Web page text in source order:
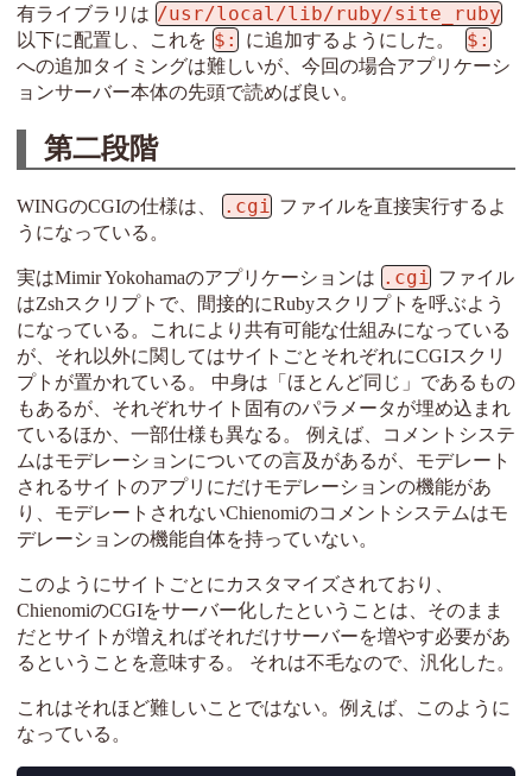
有ライブラリは /usr/local/lib/ruby/site_ruby
以下に配置し、これを $: に追加するようにした。 $:
への追加タイミングは難しいが、今回の場合アプリケーシ
ョンサーバー本体の先頭で読めば良い。
第二段階
WINGのCGIの仕様は、 .cgi ファイルを直接実行するよ
うになっている。
実はMimir Yokohamaのアプリケーションは .cgi ファイル
はZshスクリプトで、間接的にRubyスクリプトを呼ぶよう
になっている。これにより共有可能な仕組みになっている
が、それ以外に関してはサイトごとそれぞれにCGIスクリ
プトが置かれている。 中身は「ほとんど同じ」であるもの
もあるが、それぞれサイト固有のパラメータが埋め込まれ
ているほか、一部仕様も異なる。 例えば、コメントシステ
ムはモデレーションについての言及があるが、モデレート
されるサイトのアプリにだけモデレーションの機能があ
り、モデレートされないChienomiのコメントシステムはモ
デレーションの機能自体を持っていない。
このようにサイトごとにカスタマイズされており、
ChienomiのCGIをサーバー化したということは、そのまま
だとサイトが増えればそれだけサーバーを増やす必要があ
るということを意味する。 それは不毛なので、汎化した。
これはそれほど難しいことではない。例えば、このように
なっている。